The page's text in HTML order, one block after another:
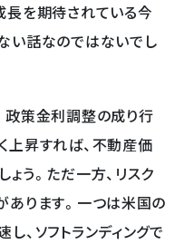
長を期待されている今
い話なのではないでし
政策金利調整の成り行
上昇すれば、不動産価
う。ただ一方、リスク
あります。一つは米国の
、ソフトランディングで